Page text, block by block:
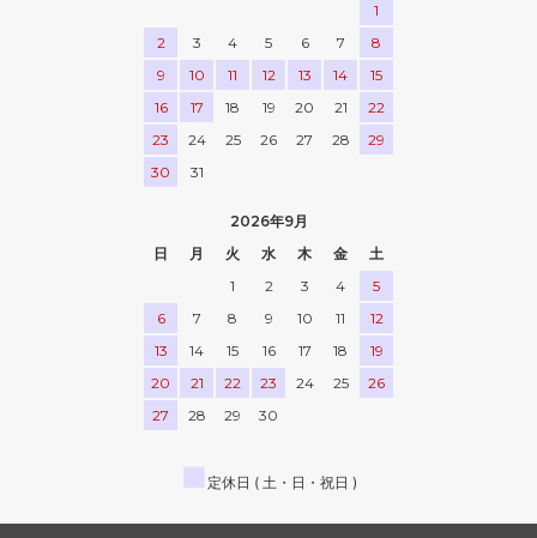
1
2
3 4 5 6 7
8
9
10 11 12 13 14
15
16
17 18 19 20 21
22
23
24 25 26 27 28
29
30
31
2026年9月
日
月 火 水 木 金
土
1
2 3 4
5
6
7 8 9 10 11
12
13
14 15 16 17 18
19
20
21 22 23 24 25
26
27
28 29 30
■ 定休日 ( 土・日・祝日 )